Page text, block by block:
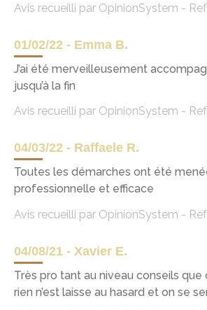
Avis recueilli par OpinionSystem -
01/02/22 - Emma B.
J’ai été merveilleusement
jusqu’à la fin
Avis recueilli par OpinionSystem -
04/03/22 - Raffaele R.
Toutes les démarches ont été
professionnelle et efficace
Avis recueilli par OpinionSystem -
04/08/21 - Xavier E.
Très pro tant au niveau conseils que
rien n’est laisse au hasard et on se